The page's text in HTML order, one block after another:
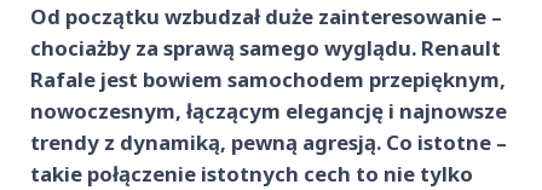
Od początku wzbudzał duże zainteresowanie –
chociażby za sprawą samego wyglądu. Renault
Rafale jest bowiem samochodem przepięknym,
nowoczesnym, łączącym elegancję i najnowsze
trendy z dynamiką, pewną agresją. Co istotne –
takie połączenie istotnych cech to nie tylko